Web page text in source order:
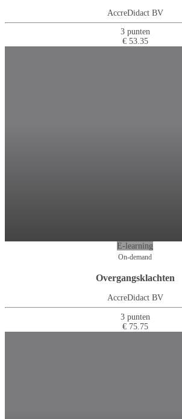
AccreDidact BV
3 punten
€ 53.35
E-learning
On-demand
Overgangsklachten
AccreDidact BV
3 punten
€ 75.75